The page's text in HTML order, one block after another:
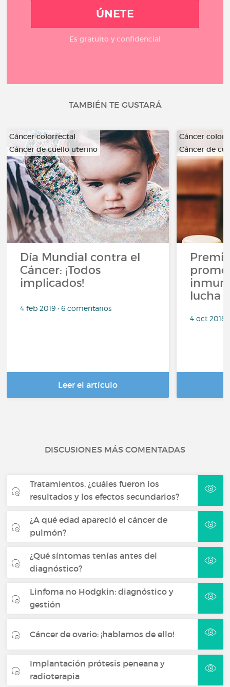
ÚNETE
Es gratuito y confidencial
TAMBIÉN TE GUSTARÁ
Cáncer colorrectal
Cáncer de cuello uterino
…
Día Mundial contra el
Cáncer: ¡Todos
implicados!
4 feb 2019 • 6 comentarios
Leer el artículo
Cáncer
Cáncer de
…
lucha
4 oct 2018
DISCUSIONES MÁS COMENTADAS
Tratamientos, ¿cuáles fueron los
resultados y los efectos secundarios?
¿A qué edad apareció el cáncer de
pulmón?
¿Qué síntomas tenías antes del
diagnóstico?
Linfoma no Hodgkin: diagnóstico y
gestión
Cáncer de ovario: ¡hablamos de ello!
Implantación prótesis peneana y
radioterapia